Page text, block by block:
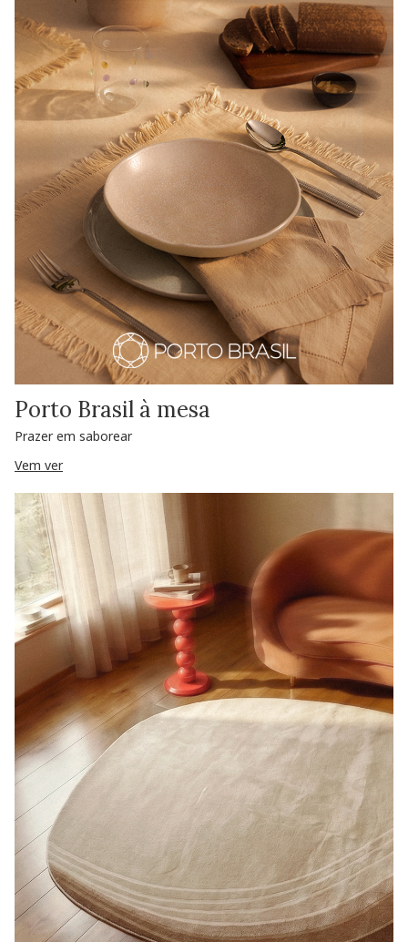
Porto Brasil à mesa
Prazer em saborear
Vem ver